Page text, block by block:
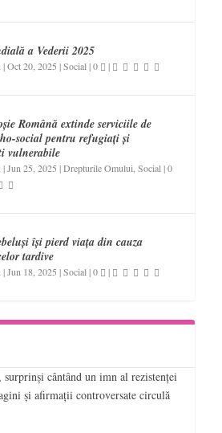
a Vederii 2025
|Oct 20, 2025 |Social |0 |
Română extinde serviciile de
social pentru refugiați și
vulnerabile
|Jun 25, 2025 |Drepturile Omului ,Social |0
își pierd viața din cauza
tardive
|Jun 18, 2025 |Social |0 |